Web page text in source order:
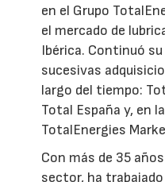
en el Grupo
el mercado de
Ibérica. Continuó
sucesivas
largo del tiempo:
Total España y, en
TotalEnergies
Con más de 35
sector, ha